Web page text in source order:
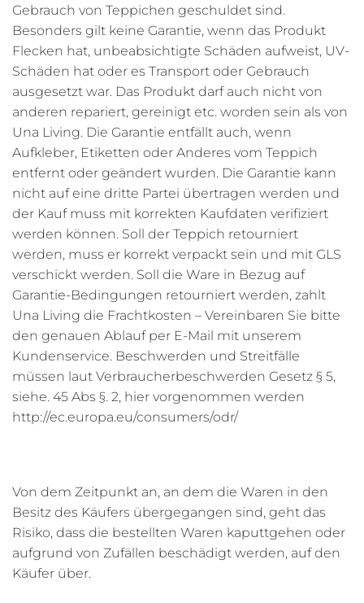
Gebrauch von Teppichen geschuldet sind.
Besonders gilt keine Garantie, wenn das Produkt
Flecken hat, unbeabsichtigte Schäden aufweist, UV-
Schäden hat oder es Transport oder Gebrauch
ausgesetzt war. Das Produkt darf auch nicht von
anderen repariert, gereinigt etc. worden sein als von
Una Living. Die Garantie entfällt auch, wenn
Aufkleber, Etiketten oder Anderes vom Teppich
entfernt oder geändert wurden. Die Garantie kann
nicht auf eine dritte Partei übertragen werden und
der Kauf muss mit korrekten Kaufdaten verifiziert
werden können. Soll der Teppich retourniert
werden, muss er korrekt verpackt sein und mit GLS
verschickt werden. Soll die Ware in Bezug auf
Garantie-Bedingungen retourniert werden, zahlt
Una Living die Frachtkosten – Vereinbaren Sie bitte
den genauen Ablauf per E-Mail mit unserem
Kundenservice. Beschwerden und Streitfälle
müssen laut Verbraucherbeschwerden Gesetz § 5,
siehe. 45 Abs §. 2, hier vorgenommen werden
http://ec.europa.eu/consumers/odr/
Von dem Zeitpunkt an, an dem die Waren in den
Besitz des Käufers übergegangen sind, geht das
Risiko, dass die bestellten Waren kaputtgehen oder
aufgrund von Zufällen beschädigt werden, auf den
Käufer über.